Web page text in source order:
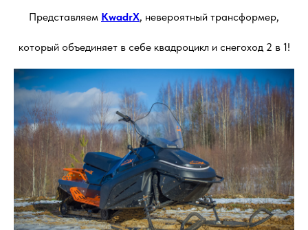
Представляем KwadrX, невероятный трансформер,
который объединяет в себе квадроцикл и снегоход 2 в 1!